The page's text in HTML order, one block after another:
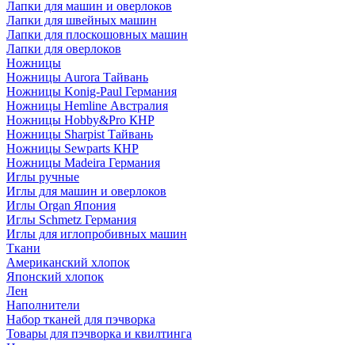
Лапки для машин и оверлоков
Лапки для швейных машин
Лапки для плоскошовных машин
Лапки для оверлоков
Ножницы
Ножницы Aurora Тайвань
Ножницы Konig-Paul Германия
Ножницы Hemline Австралия
Ножницы Hobby&Pro КНР
Ножницы Sharpist Тайвань
Ножницы Sewparts КНР
Ножницы Madeira Германия
Иглы ручные
Иглы для машин и оверлоков
Иглы Organ Япония
Иглы Schmetz Германия
Иглы для иглопробивных машин
Ткани
Американский хлопок
Японский хлопок
Лен
Наполнители
Набор тканей для пэчворка
Товары для пэчворка и квилтинга